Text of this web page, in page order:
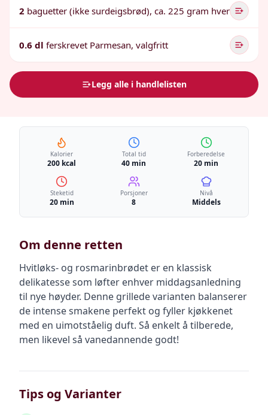
2 baguetter (ikke surdeigsbrød), ca. 225 gram hver
0.6 dl ferskrevet Parmesan, valgfritt
Legg alle i handlelisten
Kalorier
200 kcal
Total tid
40 min
Forberedelse
20 min
Steketid
20 min
Porsjoner
8
Nivå
Middels
Om denne retten
Hvitløks- og rosmarinbrødet er en klassisk
delikatesse som løfter enhver middagsanledning
til nye høyder. Denne grillede varianten balanserer
de intense smakene perfekt og fyller kjøkkenet
med en uimotståelig duft. Så enkelt å tilberede,
men likevel så vanedannende godt!
Tips og Varianter